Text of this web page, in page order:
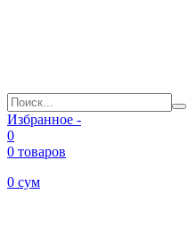
Избранное -
0
0 товаров
0 сум